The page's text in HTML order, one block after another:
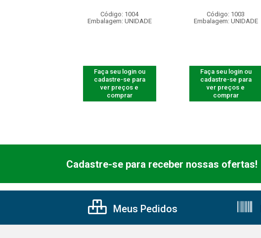
Código: 1004
Embalagem: UNIDADE
Faça seu login ou
cadastre-se para
ver preços e
comprar
Código: 1003
Embalagem: UNIDADE
Faça seu login ou
cadastre-se para
ver preços e
comprar
Cadastre-se para receber nossas ofertas!
Meus Pedidos